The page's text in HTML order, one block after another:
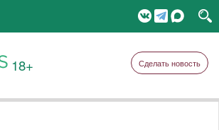
18+ Сделать новость